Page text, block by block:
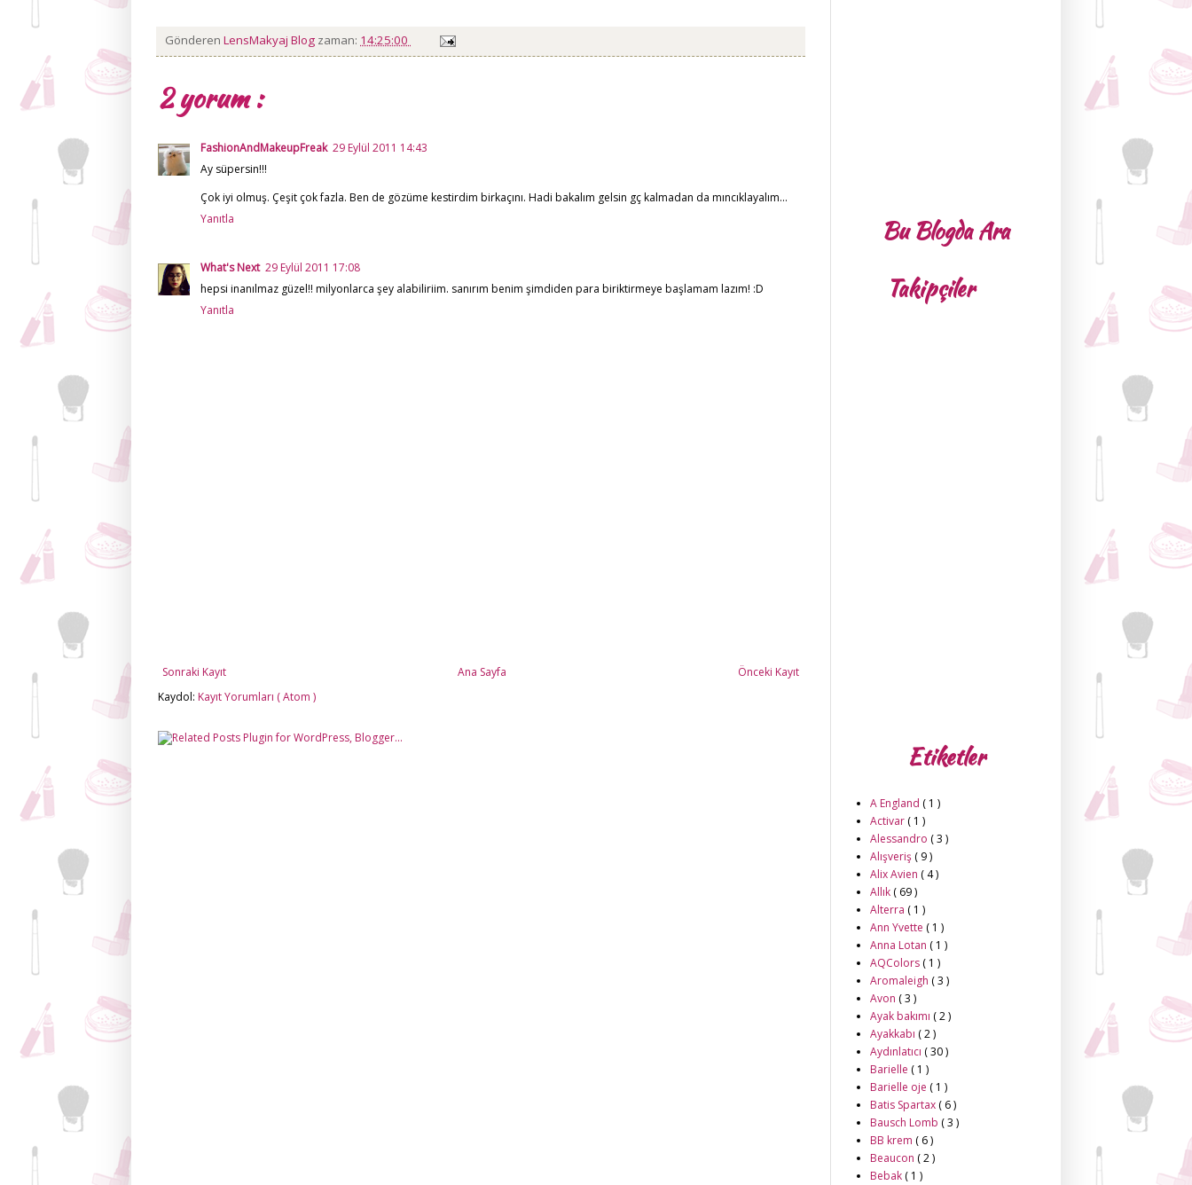
Gönderen LensMakyaj Blog zaman: 14:25:00
2 yorum :
FashionAndMakeupFreak 29 Eylül 2011 14:43
Ay süpersin!!!
Çok iyi olmuş. Çeşit çok fazla. Ben de gözüme kestirdim birkaçını. Hadi bakalım gelsin gç kalmadan da mıncıklayalım...
Yanıtla
What's Next 29 Eylül 2011 17:08
hepsi inanılmaz güzel!! milyonlarca şey alabiliriim. sanırım benim şimdiden para biriktirmeye başlamam lazım! :D
Yanıtla
Sonraki Kayıt Önceki Kayıt
Ana Sayfa
Kaydol: Kayıt Yorumları ( Atom )
Bu Blogda Ara
Takipçiler
Etiketler
A England ( 1 )
Activar ( 1 )
Alessandro ( 3 )
Alışveriş ( 9 )
Alix Avien ( 4 )
Allık ( 69 )
Alterra ( 1 )
Ann Yvette ( 1 )
Anna Lotan ( 1 )
AQColors ( 1 )
Aromaleigh ( 3 )
Avon ( 3 )
Ayak bakımı ( 2 )
Ayakkabı ( 2 )
Aydınlatıcı ( 30 )
Barielle ( 1 )
Barielle oje ( 1 )
Batis Spartax ( 6 )
Bausch Lomb ( 3 )
BB krem ( 6 )
Beaucon ( 2 )
Bebak ( 1 )